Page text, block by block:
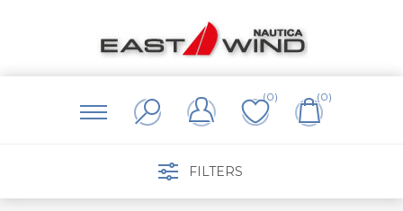
(0) (0)
FILTERS